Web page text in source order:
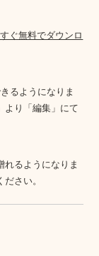
ぐ無料でダウンロ
るようになりま
より「編集」にて
るようになりま
さい。